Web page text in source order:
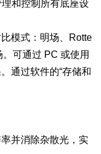
和控制所有底座设
模式：明场、Rotte
可通过 PC 或使用
通过软件的“存储和
并消除杂散光，实